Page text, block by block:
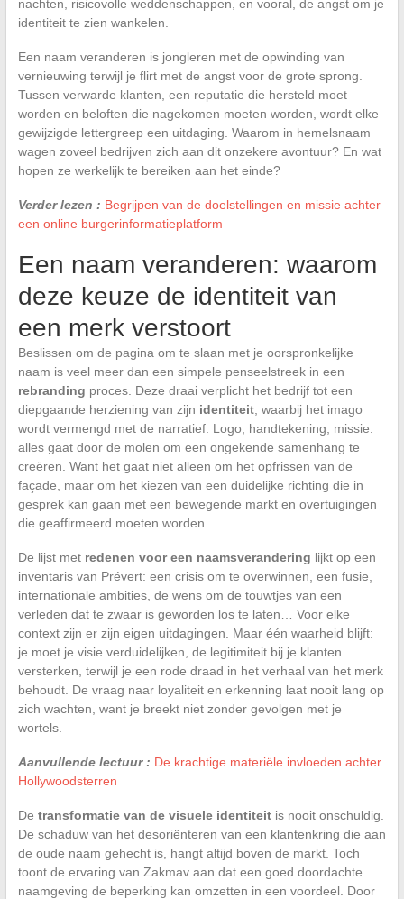
nachten, risicovolle weddenschappen, en vooral, de angst om je
identiteit te zien wankelen.
Een naam veranderen is jongleren met de opwinding van
vernieuwing terwijl je flirt met de angst voor de grote sprong.
Tussen verwarde klanten, een reputatie die hersteld moet
worden en beloften die nagekomen moeten worden, wordt elke
gewijzigde lettergreep een uitdaging. Waarom in hemelsnaam
wagen zoveel bedrijven zich aan dit onzekere avontuur? En wat
hopen ze werkelijk te bereiken aan het einde?
Verder lezen : Begrijpen van de doelstellingen en missie achter
een online burgerinformatieplatform
Een naam veranderen: waarom
deze keuze de identiteit van
een merk verstoort
Beslissen om de pagina om te slaan met je oorspronkelijke
naam is veel meer dan een simpele penseelstreek in een
rebranding proces. Deze draai verplicht het bedrijf tot een
diepgaande herziening van zijn identiteit, waarbij het imago
wordt vermengd met de narratief. Logo, handtekening, missie:
alles gaat door de molen om een ongekende samenhang te
creëren. Want het gaat niet alleen om het opfrissen van de
façade, maar om het kiezen van een duidelijke richting die in
gesprek kan gaan met een bewegende markt en overtuigingen
die geaffirmeerd moeten worden.
De lijst met redenen voor een naamsverandering lijkt op een
inventaris van Prévert: een crisis om te overwinnen, een fusie,
internationale ambities, de wens om de touwtjes van een
verleden dat te zwaar is geworden los te laten… Voor elke
context zijn er zijn eigen uitdagingen. Maar één waarheid blijft:
je moet je visie verduidelijken, de legitimiteit bij je klanten
versterken, terwijl je een rode draad in het verhaal van het merk
behoudt. De vraag naar loyaliteit en erkenning laat nooit lang op
zich wachten, want je breekt niet zonder gevolgen met je
wortels.
Aanvullende lectuur : De krachtige materiële invloeden achter
Hollywoodsterren
De transformatie van de visuele identiteitis nooit onschuldig.
De schaduw van het desoriënteren van een klantenkring die aan
de oude naam gehecht is, hangt altijd boven de markt. Toch
toont de ervaring van Zakmav aan dat een goed doordachte
naamgeving de beperking kan omzetten in een voordeel. Door